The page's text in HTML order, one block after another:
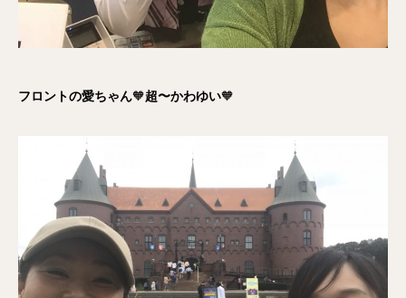
フロントの愛ちゃん🧡超〜かわゆい🧡